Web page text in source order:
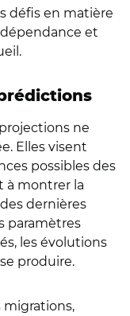
défis en matière
et
ne
Elles visent
possibles des
à montrer la
dernières
paramètres
les évolutions
produire.
migrations,